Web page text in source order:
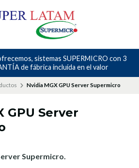
sistemas SUPERMICRO con 3
de fábrica incluída en el valor
Nvidia MGX GPU Server Supermicro
GPU Server
Supermicro.